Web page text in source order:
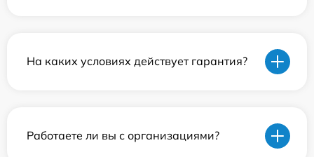
На каких условиях действует гарантия?
Работаете ли вы с организациями?